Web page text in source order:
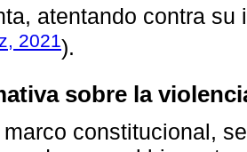
atentando contra
2021).
sobre la
marco constitucional,